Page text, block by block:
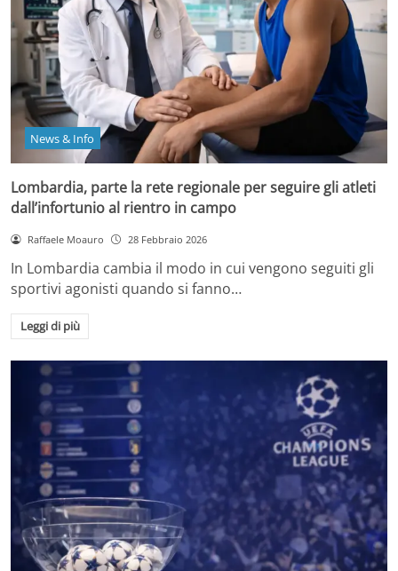
News & Info
Lombardia, parte la rete regionale per seguire gli atleti
dall’infortunio al rientro in campo
Raffaele Moauro 28 Febbraio 2026
In Lombardia cambia il modo in cui vengono seguiti gli
sportivi agonisti quando si fanno…
Leggi di più